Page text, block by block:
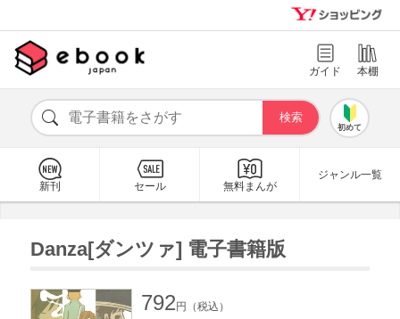
ガイド 本棚
初めて
新刊 セール 無料まんが
ジャンル一覧
Danza[ダンツァ] 電子書籍版
792 円（税込）